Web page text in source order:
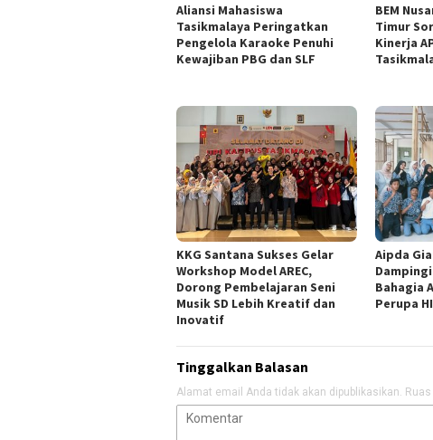
Aliansi Mahasiswa
Tasikmalaya Peringatkan
Pengelola Karaoke Penuhi
Kewajiban PBG dan SLF
BEM
Timur
Kinerja
KKG Santana Sukses Gelar
Workshop Model AREC,
Dorong Pembelajaran Seni
Musik SD Lebih Kreatif dan
Inovatif
Aipda
Dampingi
Bahagia
Perupa
Tinggalkan Balasan
Alamat email Anda tidak akan dipublikasikan.